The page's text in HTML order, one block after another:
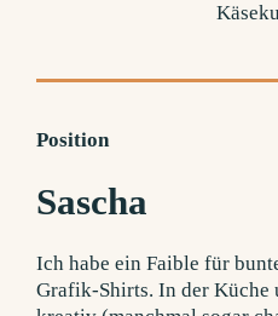
Position
Sascha
Ich habe ein Faible für
Grafik-Shirts. In der